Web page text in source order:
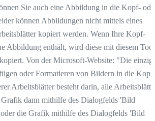
Sie auch eine Abbildung in die Kopf-
können Abbildungen nicht mittels eines
kopiert werden. Wenn Ihre Kopf-
Abbildung enthält, wird diese mit diesem Tool
Von der Microsoft-Website: "Die
oder Formatieren von Bildern in die Kopf-
Arbeitsblätter besteht darin, alle
dann mithilfe des Dialogfelds 'Bild
die Grafik mithilfe des Dialogfelds 'Bild